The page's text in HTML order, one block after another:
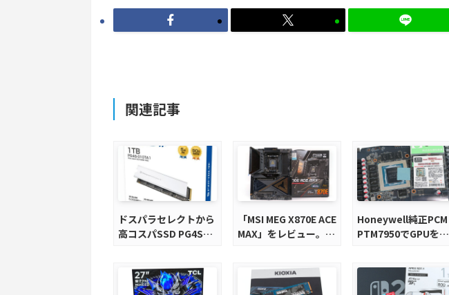
関連記事
ドスパラセレクトから
高コスパSSD PG4Sシ
「MSI MEG X870E ACE
MAX」をレビュー。
ードを徹底検証
Honeywell純正PCM
PTM7950でGPUを冷